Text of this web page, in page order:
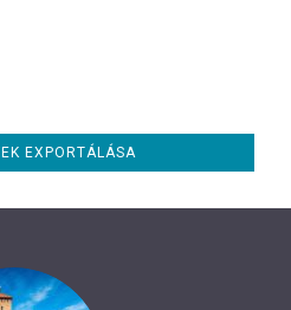
EXPORTÁLÁSA